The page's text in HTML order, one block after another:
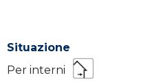
Situazione
Per interni